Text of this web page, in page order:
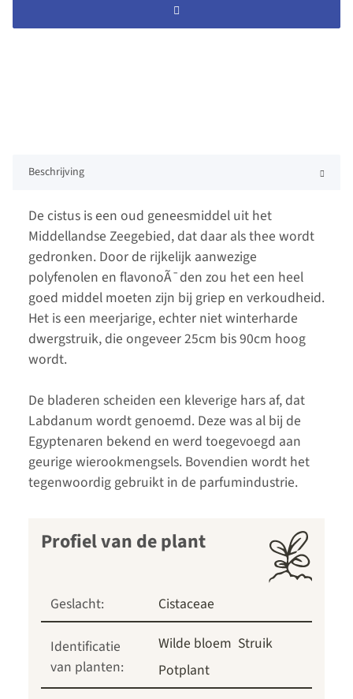
Beschrijving
De cistus is een oud geneesmiddel uit het
Middellandse Zeegebied, dat daar als thee wordt
gedronken. Door de rijkelijk aanwezige
polyfenolen en flavonoÃ¯den zou het een heel
goed middel moeten zijn bij griep en verkoudheid.
Het is een meerjarige, echter niet winterharde
dwergstruik, die ongeveer 25cm bis 90cm hoog
wordt.
De bladeren scheiden een kleverige hars af, dat
Labdanum wordt genoemd. Deze was al bij de
Egyptenaren bekend en werd toegevoegd aan
geurige wierookmengsels. Bovendien wordt het
tegenwoordig gebruikt in de parfumindustrie.
Profiel van de plant
Geslacht: Cistaceae
Identificatie
van planten:
Wilde bloem Struik
Potplant